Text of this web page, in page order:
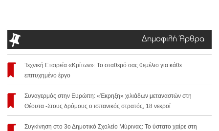
Δημοφιλή Άρθρα
Τεχνική Εταιρεία «Κρίτων»: Το σταθερό σας θεμέλιο για κάθε
επιτυχημένο έργο
Συναγερμός στην Ευρώπη: «Έκρηξη» χιλιάδων μεταναστών στη
Θέουτα -Στους δρόμους ο ισπανικός στρατός, 18 νεκροί
Συγκίνηση στο 3ο Δημοτικό Σχολείο Μύρινας: Το ύστατο χαίρε στη